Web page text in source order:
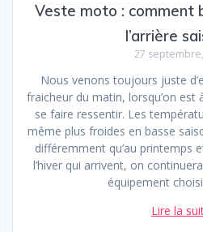
Veste moto : comment
l’arrière
27
Nous venons toujours juste
fraicheur du matin, lorsqu’on
se faire ressentir. Les
même plus froides en basse
différemment qu’au printemps
l’hiver qui arrivent, on
équipement
Lire la